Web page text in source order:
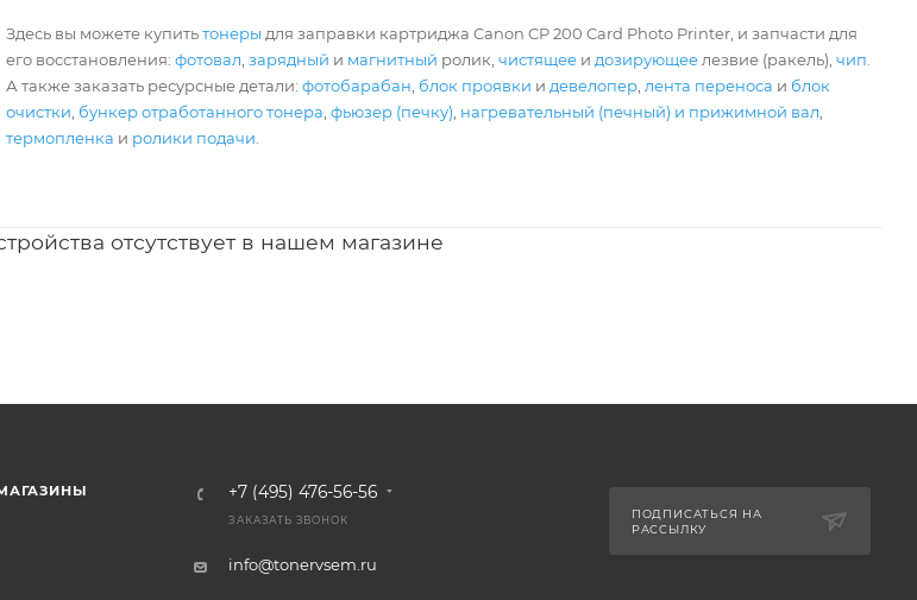
Здесь вы можете купитьтонеры для заправки картриджа Canon CP 200 Card Photo Printer, и запчасти для
его восстановления:фотовал ,зарядный и магнитный ролик,чистящее и дозирующее лезвие (ракель),чип
А также заказать ресурсные детали:фотобарабан блок проявки и девелопер лента переноса и блок
очистки бункер отработанного тонера ,фьюзер (печку) нагревательный (печный) и прижимной вал
термопленка и ролики подачи
отсутствует в нашем магазине
+7 (495) 476-56-56
ЗАКАЗАТЬ ЗВОНОК
info@tonervsem.ru
ПОДПИСАТЬСЯ НА
РАССЫЛКУ